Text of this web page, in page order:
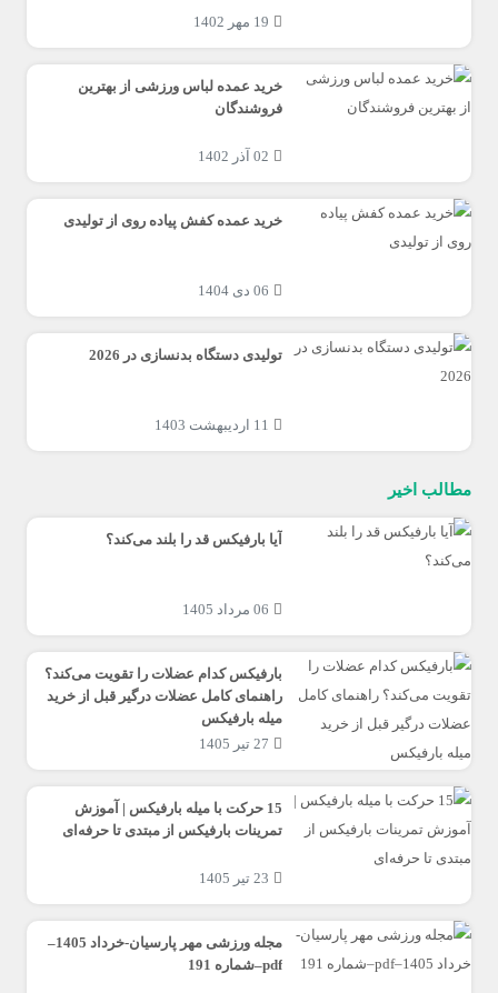
19 مهر 1402
خرید عمده لباس ورزشی از بهترین
فروشندگان
02 آذر 1402
خرید عمده کفش پیاده روی از تولیدی
06 دی 1404
تولیدی دستگاه بدنسازی در 2026
11 اردیبهشت 1403
مطالب اخیر
آیا بارفیکس قد را بلند می‌کند؟
06 مرداد 1405
بارفیکس کدام عضلات را تقویت می‌کند؟
راهنمای کامل عضلات درگیر قبل از خرید
میله بارفیکس
27 تیر 1405
15 حرکت با میله بارفیکس | آموزش
تمرینات بارفیکس از مبتدی تا حرفه‌ای
23 تیر 1405
مجله ورزشی مهر پارسیان-خرداد 1405–
pdf–شماره 191